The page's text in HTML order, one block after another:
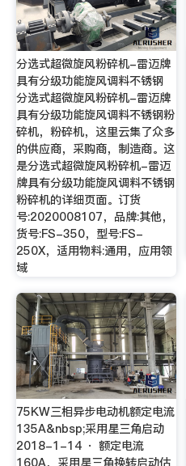
分选式超微旋风粉碎机-雷迈牌
具有分级功能旋风调料不锈钢
分选式超微旋风粉碎机-雷迈牌
具有分级功能旋风调料不锈钢粉
碎机，粉碎机，这里云集了众多
的供应商，采购商，制造商。这
是分选式超微旋风粉碎机-雷迈
牌具有分级功能旋风调料不锈钢
粉碎机的详细页面。订货
号:2020008107，品牌:其他，
货号:FS-350，型号:FS-
250X，适用物料:通用，应用领
域
75KW三相异步电动机额定电流
135A&nbsp;采用星三角启动
2018-1-14 · 额定电流
160A，采用星三角换转启动估